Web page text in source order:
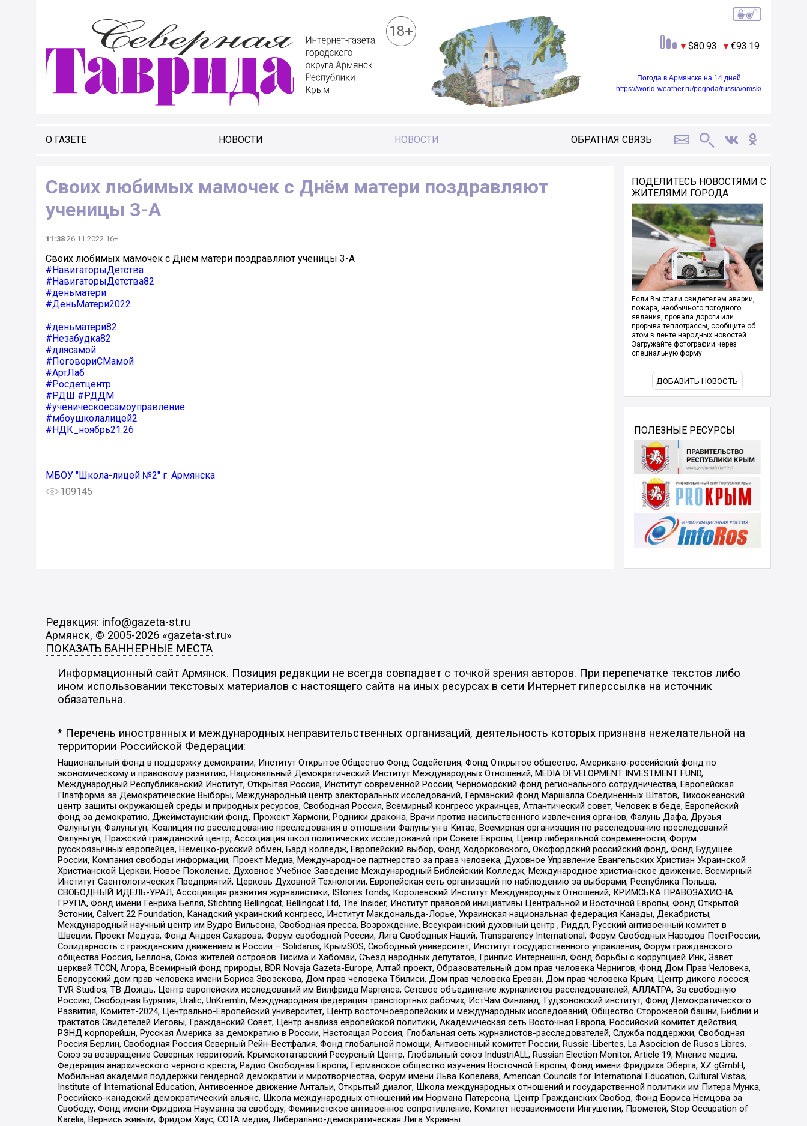
18+
80.93 93.19
Погода в Армянске на 14 дней
https://world-weather.ru/pogoda/russia/omsk/
О ГАЗЕТЕ НОВОСТИ НОВОСТИ ОБРАТНАЯ СВЯЗЬ
Своих любимых мамочек с Днём матери поздравляют
ученицы 3-А
11:38 26.11.2022 16+
Своих любимых мамочек с Днём матери поздравляют ученицы 3-А
#НавигаторыДетства
#НавигаторыДетства82
#деньматери
#ДеньМатери2022
#деньматери82
#Незабудка82
#длясамой
#ПоговориСМамой
#АртЛаб
#Росдетцентр
#РДШ #РДДМ
#ученическоесамоуправление
#мбоушколалицей2
#НДК_ноябрь21:26
МБОУ "Школа-лицей №2" г. Армянска
109145
ПОДЕЛИТЕСЬ НОВОСТЯМИ С
ЖИТЕЛЯМИ ГОРОДА
Если Вы стали свидетелем аварии,
пожара, необычного погодного
явления, провала дороги или
прорыва теплотрассы, сообщите об
этом в ленте народных новостей.
Загружайте фотографии через
специальную форму.
ДОБАВИТЬ НОВОСТЬ
ПОЛЕЗНЫЕ РЕСУРСЫ
Редакция: info@gazeta-st.ru
Армянск, © 2005-2026 «gazeta-st.ru»
ПОКАЗАТЬ БАННЕРНЫЕ МЕСТА
Информационный сайт Армянск. Позиция редакции не всегда совпадает с точкой зрения авторов. При перепечатке текстов либо
ином использовании текстовых материалов с настоящего сайта на иных ресурсах в сети Интернет гиперссылка на источник
обязательна.
* Перечень иностранных и международных неправительственных организаций, деятельность которых признана нежелательной на
территории Российской Федерации:
Национальный фонд в поддержку демократии, Институт Открытое Общество Фонд Содействия, Фонд Открытое общество, Американо-российский фонд по
экономическому и правовому развитию, Национальный Демократический Институт Международных Отношений, MEDIA DEVELOPMENT INVESTMENT FUND,
Международный Республиканский Институт, Открытая Россия, Институт современной России, Черноморский фонд регионального сотрудничества, Европейская
Платформа за Демократические Выборы, Международный центр электоральных исследований, Германский фонд Маршалла Соединенных Штатов, Тихоокеанский
центр защиты окружающей среды и природных ресурсов, Свободная Россия, Всемирный конгресс украинцев, Атлантический совет, Человек в беде, Европейский
фонд за демократию, Джеймстаунский фонд, Прожект Хармони, Родники дракона, Врачи против насильственного извлечения органов, Фалунь Дафа, Друзья
Фалуньгун, Фалуньгун, Коалиция по расследованию преследования в отношении Фалуньгун в Китае, Всемирная организация по расследованию преследований
Фалуньгун, Пражский гражданский центр, Ассоциация школ политических исследований при Совете Европы, Центр либеральной современности, Форум
русскоязычных европейцев, Немецко-русский обмен, Бард колледж, Европейский выбор, Фонд Ходорковского, Оксфордский российский фонд, Фонд Будущее
России, Компания свободы информации, Проект Медиа, Международное партнерство за права человека, Духовное Управление Евангельских Христиан Украинской
Христианской Церкви, Новое Поколение, Духовное Учебное Заведение Международный Библейский Колледж, Международное христианское движение, Всемирный
Институт Саентологических Предприятий, Церковь Духовной Технологии, Европейская сеть организаций по наблюдению за выборами, Республика Польша,
СВОБОДНЫЙ ИДЕЛЬ-УРАЛ, Ассоциация развития журналистики, IStories fonds, Королевский Институт Международных Отношений, КРИМСЬКА ПРАВОЗАХИСНА
ГРУПА, Фонд имени Генриха Бёлля, Stichting Bellingcat, Bellingcat Ltd, The Insider, Институт правовой инициативы Центральной и Восточной Европы, Фонд Открытой
Эстонии, Calvert 22 Foundation, Канадский украинский конгресс, Институт Макдональда-Лорье, Украинская национальная федерация Канады, Декабристы,
Международный научный центр им Вудро Вильсона, Свободная пресса, Возрождение, Всеукраинский духовный центр , Риддл, Русский антивоенный комитет в
Швеции, Проект Медуза, Фонд Андрея Сахарова, Форум свободной России, Лига Свободных Наций, Transparеncy International, Форум Свободных Народов ПостРоссии,
Солидарность с гражданским движением в России – Solidarus, КрымSOS, Свободный университет, Институт государственного управления, Форум гражданского
общества Россия, Беллона, Союз жителей островов Тисима и Хабомаи, Съезд народных депутатов, Гринпис Интернешнл, Фонд борьбы с коррупцией Инк, Завет
церквей TCCN, Агора, Всемирный фонд природы, BDR Novaja Gazeta-Europe, Алтай проект, Образовательный дом прав человека Чернигов, Фонд Дом Прав Человека,
Белорусский дом прав человека имени Бориса Звозскова, Дом прав человека Тбилиси, Дом прав человека Ереван, Дом прав человека Крым, Центр дикого лосося,
TVR Studios, ТВ Дождь, Центр европейских исследований им Вилфрида Мартенса, Сетевое объединение журналистов расследователей, АЛЛАТРА, За свободную
Россию, Свободная Бурятия, Uralic, UnKremlin, Международная федерация транспортных рабочих, ИстЧам Финланд, Гудзоновский институт, Фонд Демократического
Развития, Комитет-2024, Центрально-Европейский университет, Центр восточноевропейских и международных исследований, Общество Сторожевой башни, Библии и
трактатов Свидетелей Иеговы, Гражданский Совет, Центр анализа европейской политики, Академическая сеть Восточная Европа, Российский комитет действия,
РЭНД корпорейшн, Русская Америка за демократию в России, Настоящая Россия, Глобальная сеть журналистов-расследователей, Служба поддержки, Свободная
Россия Берлин, Свободная Россия Северный Рейн-Вестфалия, Фонд глобальной помощи, Антивоенный комитет России, Russie-Libertes, La Asocicion de Rusos Libres,
Союз за возвращение Северных территорий, Крымскотатарский Ресурсный Центр, Глобальный союз IndustriALL, Russian Election Monitor, Article 19, Мнение медиа,
Федерация анархического черного креста, Радио Свободная Европа, Германское общество изучения Восточной Европы, Фонд имени Фридриха Эберта, XZ gGmbH,
Мобильная академия поддержки гендерной демократии и миротворчества, Форум имени Льва Копелева, American Councils for International Education, Cultural Vistas,
Institute of International Education, Антивоенное движение Антальи, Открытый диалог, Школа международных отношений и государственной политики им Питера Мунка,
Российско-канадский демократический альянс, Школа международных отношений им Нормана Патерсона, Центр Гражданских Свобод, Фонд Бориса Немцова за
Свободу, Фонд имени Фридриха Науманна за свободу, Феминистское антивоенное сопротивление, Комитет независимости Ингушетии, Прометей, Stop Occupation of
Karelia, Вернись живым, Фридом Хаус, СОТА медиа, Либерально-демократическая Лига Украины